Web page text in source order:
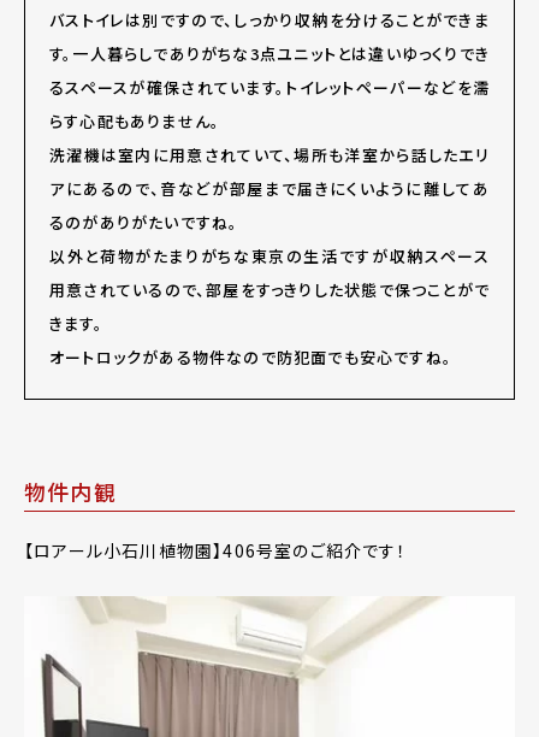
バストイレは別ですので、しっかり収納を分けることができま
す。一人暮らしでありがちな3点ユニットとは違いゆっくりでき
るスペースが確保されています。トイレットペーパーなどを濡
らす心配もありません。
洗濯機は室内に用意されていて、場所も洋室から話したエリ
アにあるので、音などが部屋まで届きにくいように離してあ
るのがありがたいですね。
以外と荷物がたまりがちな東京の生活ですが収納スペース
用意されているので、部屋をすっきりした状態で保つことがで
きます。
オートロックがある物件なので防犯面でも安心ですね。
物件内観
【ロアール小石川植物園】406号室のご紹介です！